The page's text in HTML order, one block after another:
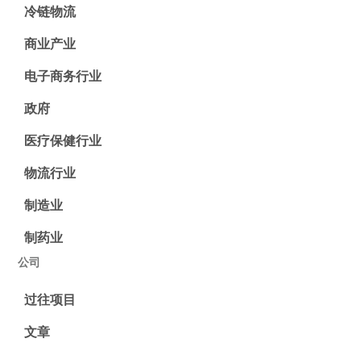
冷链物流
商业产业
电子商务行业
政府
医疗保健行业
物流行业
制造业
制药业
公司
过往项目
文章